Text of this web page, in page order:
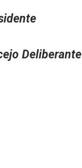
Deliberante